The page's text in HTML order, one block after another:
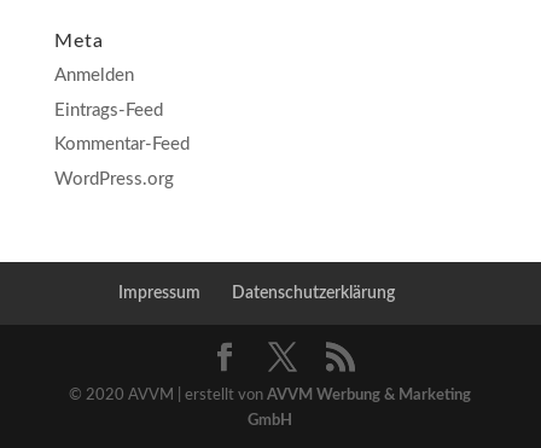
Meta
Anmelden
Eintrags-Feed
Kommentar-Feed
WordPress.org
Impressum Datenschutzerklärung
© 2020 AVVM | erstellt vonAVVM Werbung & Marketing
GmbH